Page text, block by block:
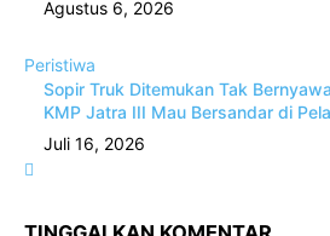
Agustus 6, 2026
Peristiwa
Sopir Truk Ditemukan Tak
KMP Jatra III Mau Bersandar di
Juli 16, 2026